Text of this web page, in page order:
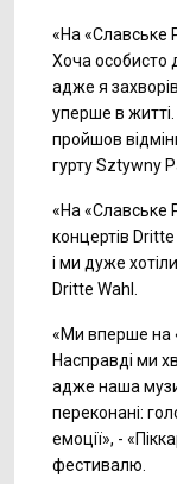
«На «Славське
Хоча особисто
адже я
уперше в
пройшов
гурту Sztywny
«На «Славське
концертів
і ми дуже
Dritte Wahl.
«Ми вперше на
Насправді ми
адже наша
переконані:
емоції», -
фестивалю.